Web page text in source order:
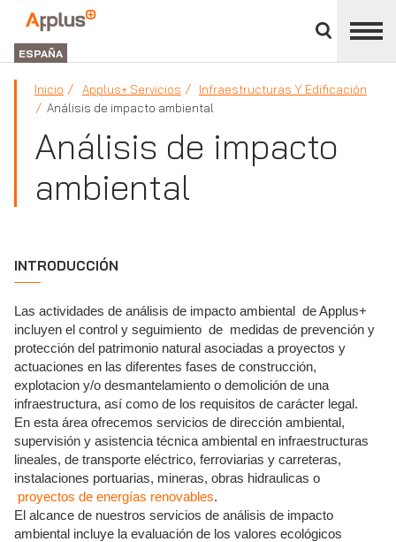
panel
Applus+
GROUP
ESPAÑA
Inicio Applus+ Servicios
Infraestructuras Y Edificación
Análisis de impacto ambiental
Análisis de impacto
ambiental
INTRODUCCIÓN
Las actividades de análisis de impacto ambiental de Applus+
incluyen el control y seguimiento de medidas de prevención y
protección del patrimonio natural asociadas a proyectos y
actuaciones en las diferentes fases de construcción,
explotacion y/o desmantelamiento o demolición de una
infraestructura, así como de los requisitos de carácter legal.
En esta área ofrecemos servicios de dirección ambiental,
supervisión y asistencia técnica ambiental en infraestructuras
lineales, de transporte eléctrico, ferroviarias y carreteras,
instalaciones portuarias, mineras, obras hidraulicas o
proyectos de energías renovables.
El alcance de nuestros servicios de análisis de impacto
ambiental incluye la evaluación de los valores ecológicos